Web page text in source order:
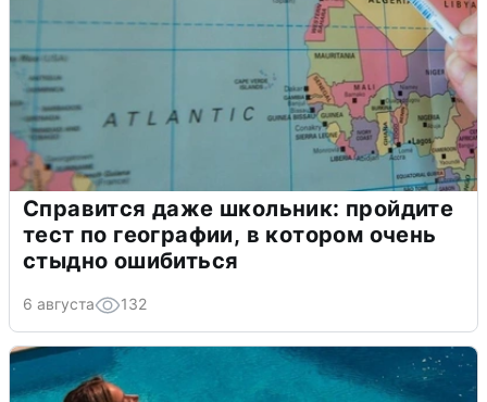
Справится даже школьник: пройдите
тест по географии, в котором очень
стыдно ошибиться
6 августа 132